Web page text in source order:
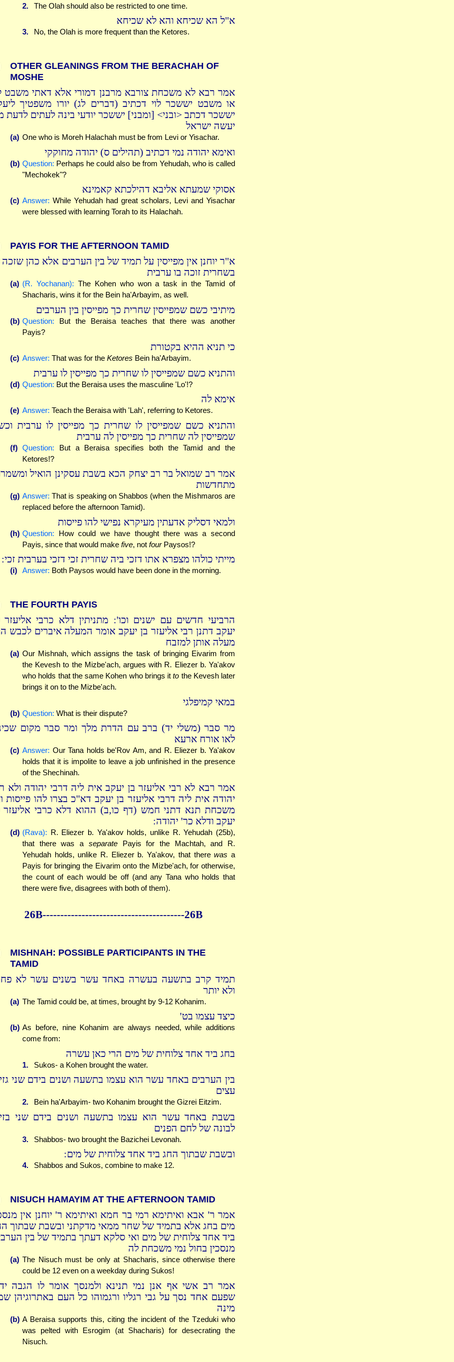
2. The Olah should also be restricted to one time.
א"ל הא שכיחא והא לא שכיחא
3. No, the Olah is more frequent than the Ketores.
OTHER GLEANINGS FROM THE BERACHAH OF
MOSHE
אמר רבא לא משכחת צורבא מרבנן דמורי אלא דאתי משבט
או משבט יששכר לוי דכתיב (דברים לג) יורו משפטיך
יששכר דכתב <ובני> [ומבני] יששכר יודעי בינה לעתים לדעת
יעשה ישראל
(a) One who is Moreh Halachah must be from Levi or Yisachar.
ואימא יהודה נמי דכתיב (תהילים ס) יהודה מחוקקי
(b) Question: Perhaps he could also be from Yehudah, who is called
"Mechokek"?
אסוקי שמעתא אליבא דהילכתא קאמינא
(c) Answer: While Yehudah had great scholars, Levi and Yisachar
were blessed with learning Torah to its Halachah.
PAYIS FOR THE AFTERNOON TAMID
א"ר יוחנן אין מפייסין על תמיד של בין הערבים אלא כהן שזכה
בשחרית זוכה בו ערבית
(a) (R. Yochanan): The Kohen who won a task in the Tamid of
Shacharis, wins it for the Bein ha'Arbayim, as well.
מיתיבי כשם שמפייסין שחרית כך מפייסין בין הערבים
(b) Question: But the Beraisa teaches that there was another
Payis?
כי תניא ההיא בקטורת
(c) Answer: That was for the Ketores Bein ha'Arbayim.
והתניא כשם שמפייסין לו שחרית כך מפייסין לו ערבית
(d) Question: But the Beraisa uses the masculine 'Lo'!?
אימא לה
(e) Answer: Teach the Beraisa with 'Lah', referring to Ketores.
והתניא כשם שמפייסין לו שחרית כך מפייסין לו ערבית
שמפייסין לה שחרית כך מפייסין לה ערבית
(f) Question: But a Beraisa specifies both the Tamid and the
Ketores!?
אמר רב שמואל בר רב יצחק הכא בשבת עסקינן הואיל
מתחדשות
(g) Answer: That is speaking on Shabbos (when the Mishmaros are
replaced before the afternoon Tamid).
ולמאי דסליק אדעתין מעיקרא נפישי להו פייסות
(h) Question: How could we have thought there was a second
Payis, since that would make five, not fourPaysos!?
מייתי כולהו מצפרא אתו דזכי ביה שחרית זכי דזכי בערבית זכי:
(i) Answer: Both Paysos would have been done in the morning.
THE FOURTH PAYIS
הרביעי חדשים עם ישנים וכו': מתניתין דלא כרבי אליעזר
יעקב דתנן רבי אליעזר בן יעקב אומר המעלה איברים לכבש
מעלה אותן למזבח
(a) Our Mishnah, which assigns the task of bringing Eivarim from
the Kevesh to the Mizbe'ach, argues with R. Eliezer b. Ya'akov
who holds that the same Kohen who brings itto the Kevesh later
brings it on to the Mizbe'ach.
במאי קמיפלגי
(b) Question: What is their dispute?
מר סבר (משלי יד) ברב עם הדרת מלך ומר סבר מקום
לאו אורח ארעא
(c) Answer: Our Tana holds be'Rov Am, and R. Eliezer b. Ya'akov
holds that it is impolite to leave a job unfinished in the presence
of the Shechinah.
אמר רבא לא רבי אליעזר בן יעקב אית ליה דרבי יהודה ולא
יהודה אית ליה דרבי אליעזר בן יעקב דא"כ בצרו להו פייסות
משכחת תנא דתני חמש (דף כו,ב) ההוא דלא כרבי אליעזר
יעקב ודלא כר' יהודה:
(d) (Rava): R. Eliezer b. Ya'akov holds, unlike R. Yehudah (25b),
that there was a separatePayis for the Machtah, and R.
Yehudah holds, unlike R. Eliezer b. Ya'akov, that therewas a
Payis for bringing the Eivarim onto the Mizbe'ach, for otherwise,
the count of each would be off (and any Tana who holds that
there were five, disagrees with both of them).
26B----------------------------------------26B
MISHNAH: POSSIBLE PARTICIPANTS IN THE
TAMID
תמיד קרב בתשעה בעשרה באחד עשר בשנים עשר לא
ולא יותר
(a) The Tamid could be, at times, brought by 9-12 Kohanim.
כיצד עצמו בט'
(b) As before, nine Kohanim are always needed, while additions
come from:
בחג ביד אחד צלוחית של מים הרי כאן עשרה
1. Sukos- a Kohen brought the water.
בין הערבים באחד עשר הוא עצמו בתשעה ושנים בידם שני
עצים
2. Bein ha'Arbayim- two Kohanim brought the Gizrei Eitzim.
בשבת באחד עשר הוא עצמו בתשעה ושנים בידם שני
לבונה של לחם הפנים
3. Shabbos- two brought the Bazichei Levonah.
ובשבת שבתוך החג ביד אחד צלוחית של מים:
4. Shabbos and Sukos, combine to make 12.
NISUCH HAMAYIM AT THE AFTERNOON TAMID
אמר ר' אבא ואיתימא רמי בר חמא ואיתימא ר' יוחנן אין
מים בחג אלא בתמיד של שחר ממאי מדקתני ובשבת שבתוך
ביד אחד צלוחית של מים ואי סלקא דעתך בתמיד של בין
מנסכין בחול נמי משכחת לה
(a) The Nisuch must be only at Shacharis, since otherwise there
could be 12 even on a weekday during Sukos!
אמר רב אשי אף אנן נמי תנינא ולמנסך אומר לו הגבה
שפעם אחד נסך על גבי רגליו ורגמוהו כל העם באתרוגיהן
מינה
(b) A Beraisa supports this, citing the incident of the Tzeduki who
was pelted with Esrogim (at Shacharis) for desecrating the
Nisuch.